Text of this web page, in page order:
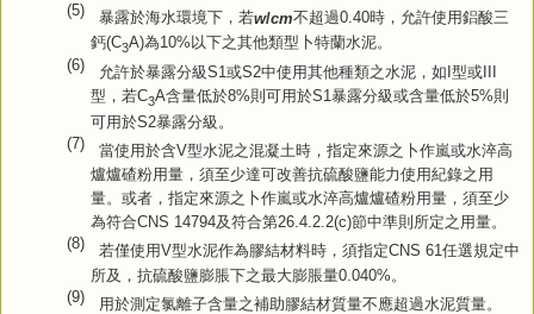
(5)
暴露於海水環境下，若w/cm不超過0.40時，允許使用鋁酸三
鈣(C3A)為10%以下之其他類型卜特蘭水泥。
(6)
允許於暴露分級S1或S2中使用其他種類之水泥，如 型或III
型，若C3A含量低於8%則可用於S1暴露分級或含量低於5%則
可用於S2暴露分級。
(7)
當使用於含V型水泥之混凝土時，指定來源之卜作嵐或水淬高
爐爐碴粉用量，須至少達可改善抗硫酸鹽能力使用紀錄之用
量。或者，指定來源之卜作嵐或水淬高爐爐碴粉用量，須至少
為符合CNS 14794及符合第26.4.2.2(c)節中準則所定之用量。
(8)
若僅使用V型水泥作為膠結材料時，須指定CNS 61任選規定中
所及，抗硫酸鹽膨脹下之最大膨脹量0.040% 。
(9)
用於測定氯離子含量之補助膠結材質量不應超過水泥質量。